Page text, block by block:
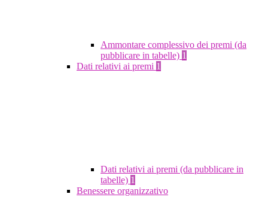
Ammontare complessivo dei premi (da
pubblicare in tabelle) 1
Dati relativi ai premi 1
Dati relativi ai premi (da pubblicare in
tabelle) 1
Benessere organizzativo